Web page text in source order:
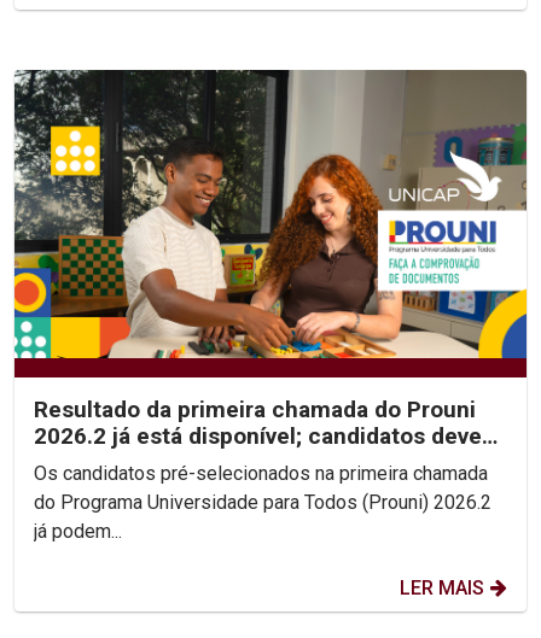
Resultado da primeira chamada do Prouni
2026.2 já está disponível; candidatos devem
enviar...
Os candidatos pré-selecionados na primeira chamada
do Programa Universidade para Todos (Prouni) 2026.2
já podem...
LER MAIS